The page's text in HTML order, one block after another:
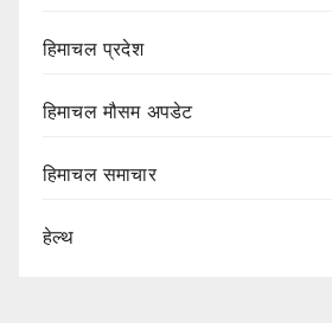
हिमाचल प्रदेश
हिमाचल मौसम अपडेट
हिमाचल समाचार
हेल्थ